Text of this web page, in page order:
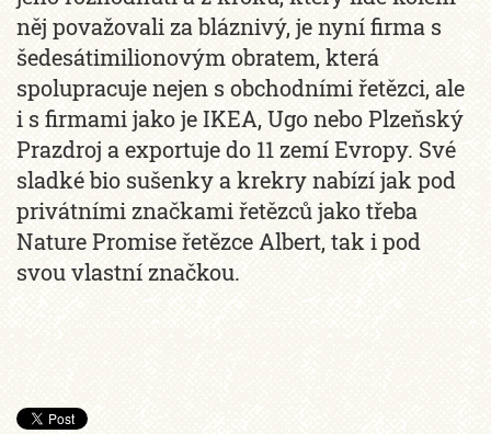
něj považovali za bláznivý, je nyní firma s
šedesátimilionovým obratem, která
spolupracuje nejen s obchodními řetězci, ale
i s firmami jako je IKEA, Ugo nebo Plzeňský
Prazdroj a exportuje do 11 zemí Evropy. Své
sladké bio sušenky a krekry nabízí jak pod
privátními značkami řetězců jako třeba
Nature Promise řetězce Albert, tak i pod
svou vlastní značkou.